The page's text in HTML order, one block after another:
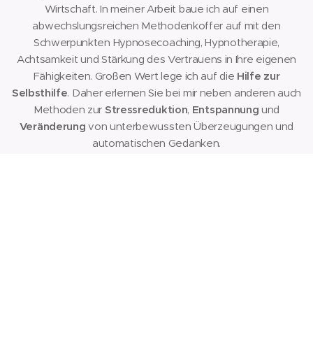
Wirtschaft. In meiner Arbeit baue ich auf einen
abwechslungsreichen Methodenkoffer auf mit den
Schwerpunkten Hypnosecoaching, Hypnotherapie,
Achtsamkeit und Stärkung des Vertrauens in Ihre eigenen
Fähigkeiten. Großen Wert lege ich auf die Hilfe zur
Selbsthilfe. Daher erlernen Sie bei mir neben anderen auch
Methoden zur Stressreduktion, Entspannung und
Veränderung von unterbewussten Überzeugungen und
automatischen Gedanken.